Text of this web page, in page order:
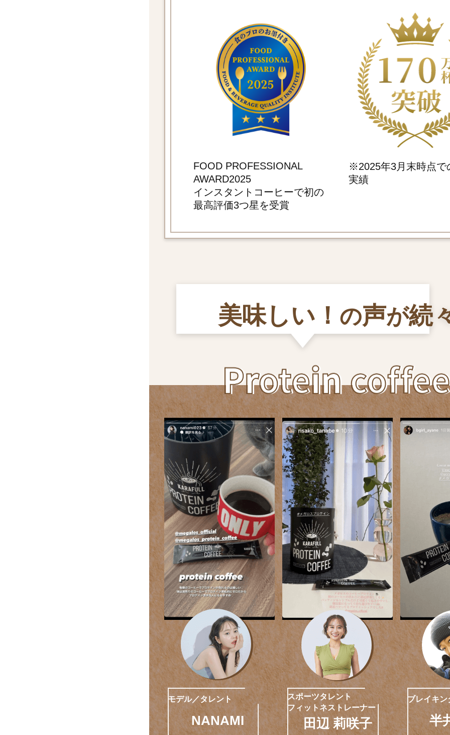
FOOD PROFESSIONAL
AWARD2025
インスタントコーヒーで初の
最高評価3つ星を受賞
※2025年3月末時点で
実績
美味しい！ の声が続
モデル／タレント
NANAMI
スポーツタレント
フィットネストレーナー
田辺 莉咲子
ブレイキン
半